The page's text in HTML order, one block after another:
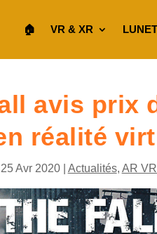
🏠︎ VR & XR
avis prix
réalité
25 Avr 2020| Actualités, AR